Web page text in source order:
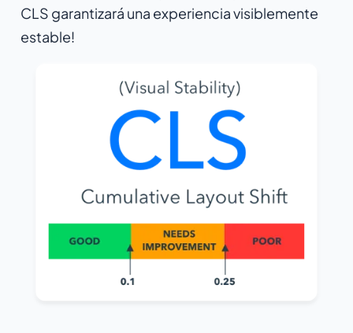
CLS garantizará una experiencia visiblemente
estable!